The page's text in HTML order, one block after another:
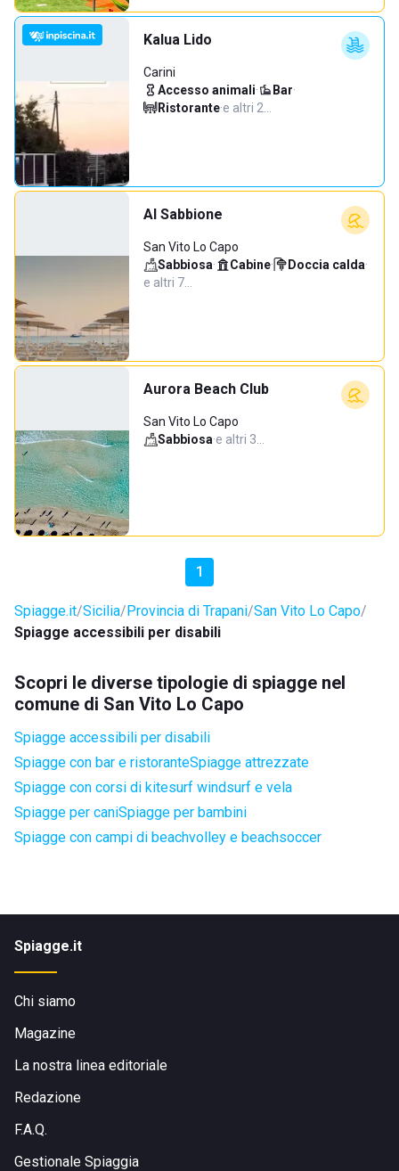
Kalua Lido
Carini
Accesso animali· Bar·
Ristorante·e altri 2…
Al Sabbione
San Vito Lo Capo
Sabbiosa· Cabine· Doccia calda·
e altri 7…
Aurora Beach Club
San Vito Lo Capo
Sabbiosa·e altri 3…
1
Spiagge.it Sicilia Provincia di Trapani San Vito Lo Capo
Spiagge accessibili per disabili
Scopri le diverse tipologie di spiagge nel
comune di San Vito Lo Capo
Spiagge accessibili per disabili
Spiagge con bar e ristoranteSpiagge attrezzate
Spiagge con corsi di kitesurf windsurf e vela
Spiagge per caniSpiagge per bambini
Spiagge con campi di beachvolley e beachsoccer
Spiagge.it
Chi siamo
Magazine
La nostra linea editoriale
Redazione
F.A.Q.
Gestionale Spiaggia